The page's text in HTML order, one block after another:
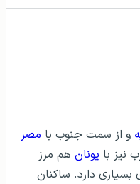
و از سمت جنوب با مصر
نیز با یونان هم مرز
دارد. ساکنان